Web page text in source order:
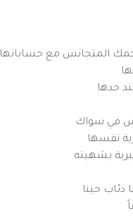
المتجانس مع حساباتها
حدها
في سواك
نفسها
بشهيته
ذئاب حينا